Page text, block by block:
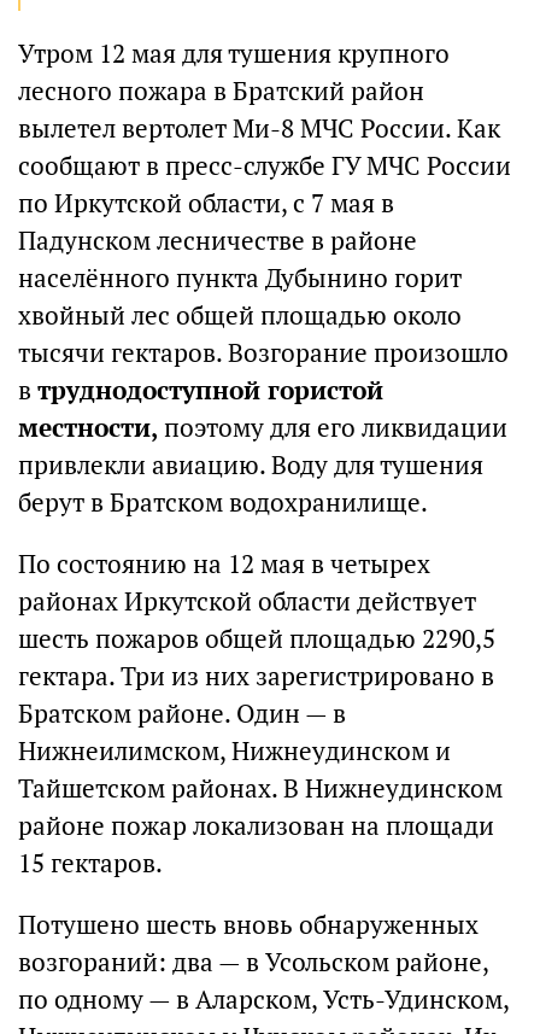
Утром 12 мая для тушения крупного
лесного пожара в Братский район
вылетел вертолет Ми-8 МЧС России. Как
сообщают в пресс-службе ГУ МЧС России
по Иркутской области, с 7 мая в
Падунском лесничестве в районе
населённого пункта Дубынино горит
хвойный лес общей площадью около
тысячи гектаров. Возгорание произошло
в труднодоступной гористой
местности, поэтому для его ликвидации
привлекли авиацию. Воду для тушения
берут в Братском водохранилище.
По состоянию на 12 мая в четырех
районах Иркутской области действует
шесть пожаров общей площадью 2290,5
гектара. Три из них зарегистрировано в
Братском районе. Один — в
Нижнеилимском, Нижнеудинском и
Тайшетском районах. В Нижнеудинском
районе пожар локализован на площади
15 гектаров.
Потушено шесть вновь обнаруженных
возгораний: два — в Усольском районе,
по одному — в Аларском, Усть-Удинском,